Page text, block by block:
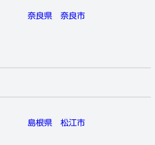
奈良県 奈良市
島根県 松江市